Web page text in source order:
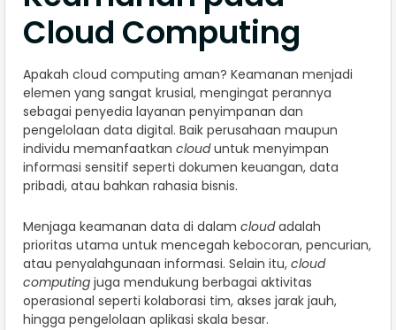
Cloud Computing
Apakah cloud computing aman? Keamanan menjadi
elemen yang sangat krusial, mengingat perannya
sebagai penyedia layanan penyimpanan dan
pengelolaan data digital. Baik perusahaan maupun
individu memanfaatkan clouduntuk menyimpan
informasi sensitif seperti dokumen keuangan, data
pribadi, atau bahkan rahasia bisnis.
Menjaga keamanan data di dalam cloudadalah
prioritas utama untuk mencegah kebocoran, pencurian,
atau penyalahgunaan informasi. Selain itu, cloud
computing juga mendukung berbagai aktivitas
operasional seperti kolaborasi tim, akses jarak jauh,
hingga pengelolaan aplikasi skala besar.